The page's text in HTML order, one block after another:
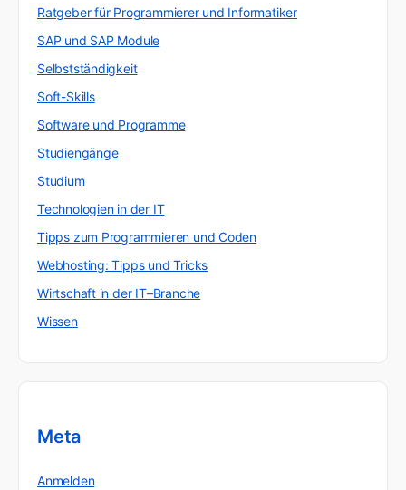
Ratgeber für Programmierer und Informatiker
SAP und SAP Module
Selbstständigkeit
Soft-Skills
Software und Programme
Studiengänge
Studium
Technologien in der IT
Tipps zum Programmieren und Coden
Webhosting: Tipps und Tricks
Wirtschaft in der IT–Branche
Wissen
Meta
Anmelden